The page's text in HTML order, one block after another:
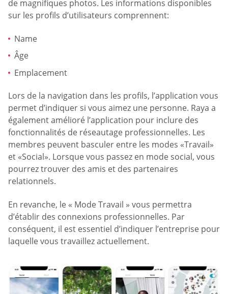
de magnifiques photos. Les informations disponibles
sur les profils d’utilisateurs comprennent:
Name
Âge
Emplacement
Lors de la navigation dans les profils, l’application vous
permet d’indiquer si vous aimez une personne. Raya a
également amélioré l’application pour inclure des
fonctionnalités de réseautage professionnelles. Les
membres peuvent basculer entre les modes «Travail»
et «Social». Lorsque vous passez en mode social, vous
pourrez trouver des amis et des partenaires
relationnels.
En revanche, le « Mode Travail » vous permettra
d’établir des connexions professionnelles. Par
conséquent, il est essentiel d’indiquer l’entreprise pour
laquelle vous travaillez actuellement.